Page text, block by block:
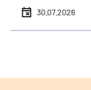
30.07.2026